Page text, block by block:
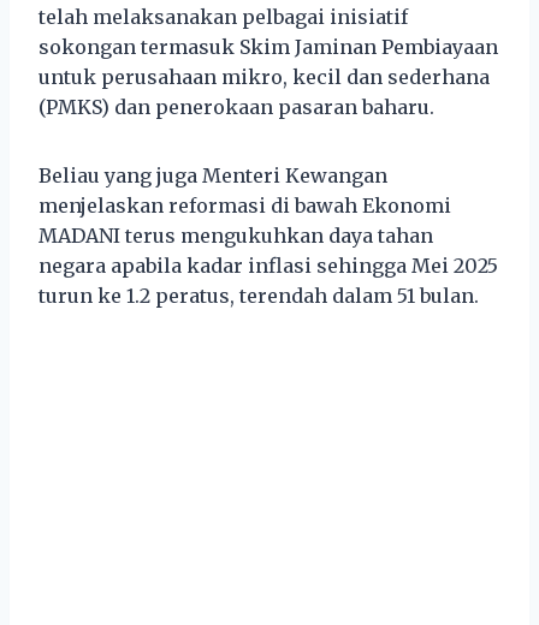
telah melaksanakan pelbagai inisiatif
sokongan termasuk Skim Jaminan Pembiayaan
untuk perusahaan mikro, kecil dan sederhana
(PMKS) dan penerokaan pasaran baharu.
Beliau yang juga Menteri Kewangan
menjelaskan reformasi di bawah Ekonomi
MADANI terus mengukuhkan daya tahan
negara apabila kadar inflasi sehingga Mei 2025
turun ke 1.2 peratus, terendah dalam 51 bulan.